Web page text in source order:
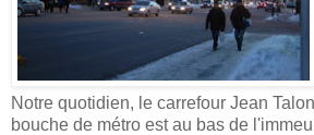
Notre quotidien, le carrefour Jean
bouche de métro est au bas de